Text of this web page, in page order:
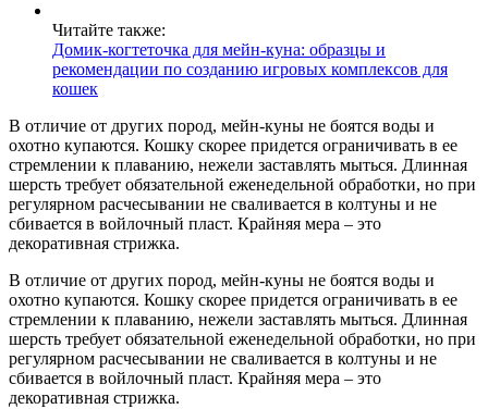
Читайте также:
Домик-когтеточка для мейн-куна: образцы и
рекомендации по созданию игровых комплексов для
кошек
В отличие от других пород, мейн-куны не боятся воды и
охотно купаются. Кошку скорее придется ограничивать в ее
стремлении к плаванию, нежели заставлять мыться. Длинная
шерсть требует обязательной еженедельной обработки, но при
регулярном расчесывании не сваливается в колтуны и не
сбивается в войлочный пласт. Крайняя мера – это
декоративная стрижка.
В отличие от других пород, мейн-куны не боятся воды и
охотно купаются. Кошку скорее придется ограничивать в ее
стремлении к плаванию, нежели заставлять мыться. Длинная
шерсть требует обязательной еженедельной обработки, но при
регулярном расчесывании не сваливается в колтуны и не
сбивается в войлочный пласт. Крайняя мера – это
декоративная стрижка.